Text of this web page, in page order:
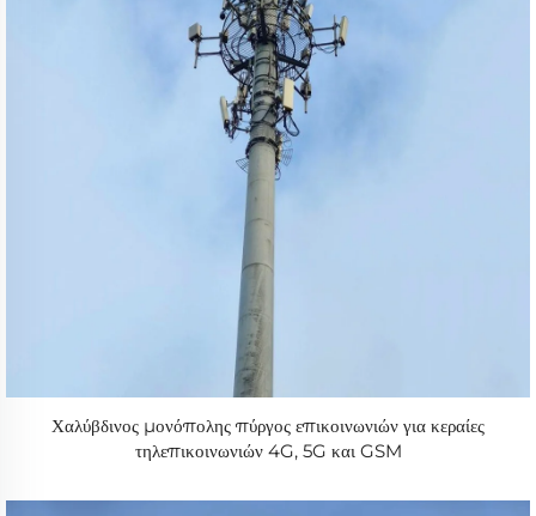
Χαλύβδινος μονόπολης πύργος επικοινωνιών για κεραίες
τηλεπικοινωνιών 4G, 5G και GSM